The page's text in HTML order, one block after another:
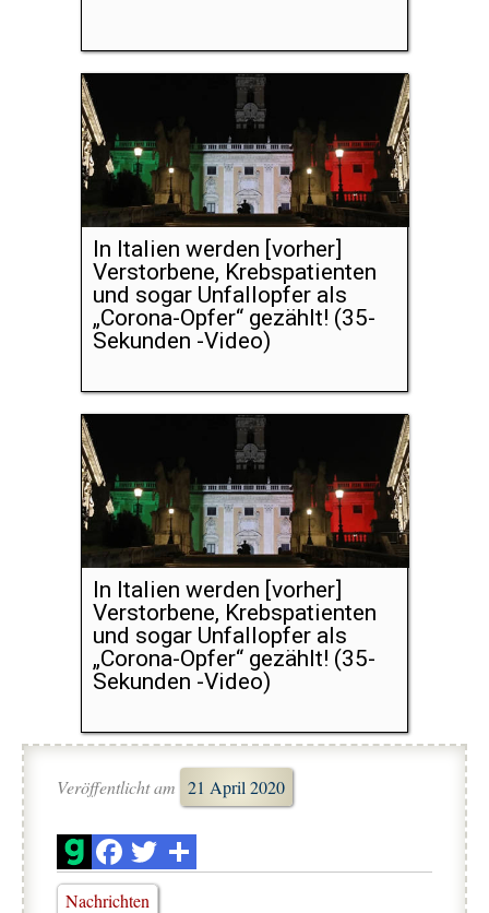
In Italien werden [vorher]
Verstorbene, Krebspatienten
und sogar Unfallopfer als
„Corona-Opfer“ gezählt! (35-
Sekunden -Video)
In Italien werden [vorher]
Verstorbene, Krebspatienten
und sogar Unfallopfer als
„Corona-Opfer“ gezählt! (35-
Sekunden -Video)
Veröffentlicht am 21 April 2020
Nachrichten